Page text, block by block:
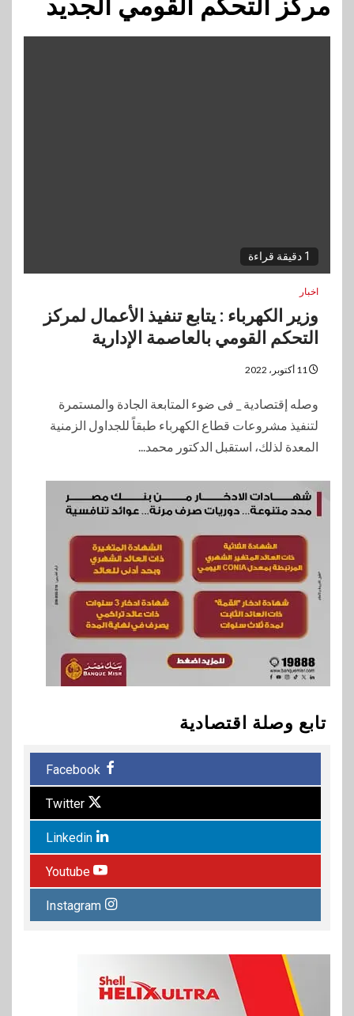
مركز التحكم القومي الجديد
1 دقيقة قراءة
اخبار
وزير الكهرباء : يتابع تنفيذ الأعمال لمركز
التحكم القومي بالعاصمة الإدارية
وصله إقتصادية _ فى ضوء المتابعة الجادة والمستمرة
لتنفيذ مشروعات قطاع الكهرباء طبقاً للجداول الزمنية
المعدة لذلك، استقبل الدكتور محمد...
تابع وصلة اقتصادية
Facebook
Twitter
Linkedin
Youtube
Instagram